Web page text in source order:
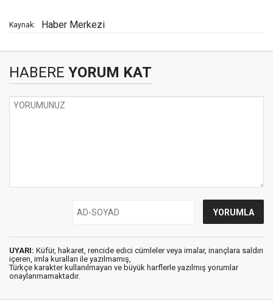
Kaynak: Haber Merkezi
HABERE YORUM KAT
UYARI: Küfür, hakaret, rencide edici cümleler veya imalar, inançlara saldırı
içeren, imla kuralları ile yazılmamış,
Türkçe karakter kullanılmayan ve büyük harflerle yazılmış yorumlar
onaylanmamaktadır.